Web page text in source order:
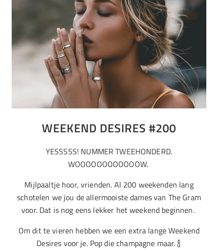
WEEKEND DESIRES #200
YESSSSS! NUMMER TWEEHONDERD.
WOOOOOOOOOOOOW.
Mijlpaaltje hoor, vrienden. Al 200 weekenden lang
schotelen we jou de allermooiste dames van The Gram
voor. Dat is nog eens lekker het weekend beginnen.
Om dit te vieren hebben we een extra lange Weekend
Desires voor je. Pop die champagne maar. 🍾